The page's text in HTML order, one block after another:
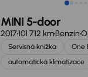
MINI 5-door
2017101 712 kmBenzín
Servisná knižka One
automatická klimatizace